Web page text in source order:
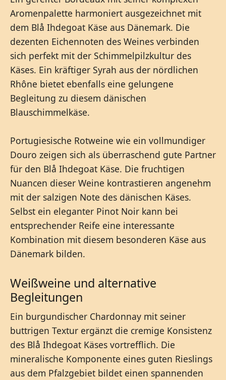
Aromenpalette harmoniert ausgezeichnet mit
dem Blå Ihdegoat Käse aus Dänemark. Die
dezenten Eichennoten des Weines verbinden
sich perfekt mit der Schimmelpilzkultur des
Käses. Ein kräftiger Syrah aus der nördlichen
Rhône bietet ebenfalls eine gelungene
Begleitung zu diesem dänischen
Blauschimmelkäse.
Portugiesische Rotweine wie ein vollmundiger
Douro zeigen sich als überraschend gute Partner
für den Blå Ihdegoat Käse. Die fruchtigen
Nuancen dieser Weine kontrastieren angenehm
mit der salzigen Note des dänischen Käses.
Selbst ein eleganter Pinot Noir kann bei
entsprechender Reife eine interessante
Kombination mit diesem besonderen Käse aus
Dänemark bilden.
Weißweine und alternative
Begleitungen
Ein burgundischer Chardonnay mit seiner
buttrigen Textur ergänzt die cremige Konsistenz
des Blå Ihdegoat Käses vortrefflich. Die
mineralische Komponente eines guten Rieslings
aus dem Pfalzgebiet bildet einen spannenden